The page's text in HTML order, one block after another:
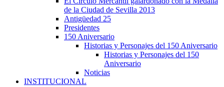
de la Ciudad de Sevilla 2013
Antigüedad 25
Presidentes
150 Aniversario
Historias y Personajes del 150 Aniversario
Historias y Personajes del 150
Aniversario
Noticias
INSTITUCIONAL